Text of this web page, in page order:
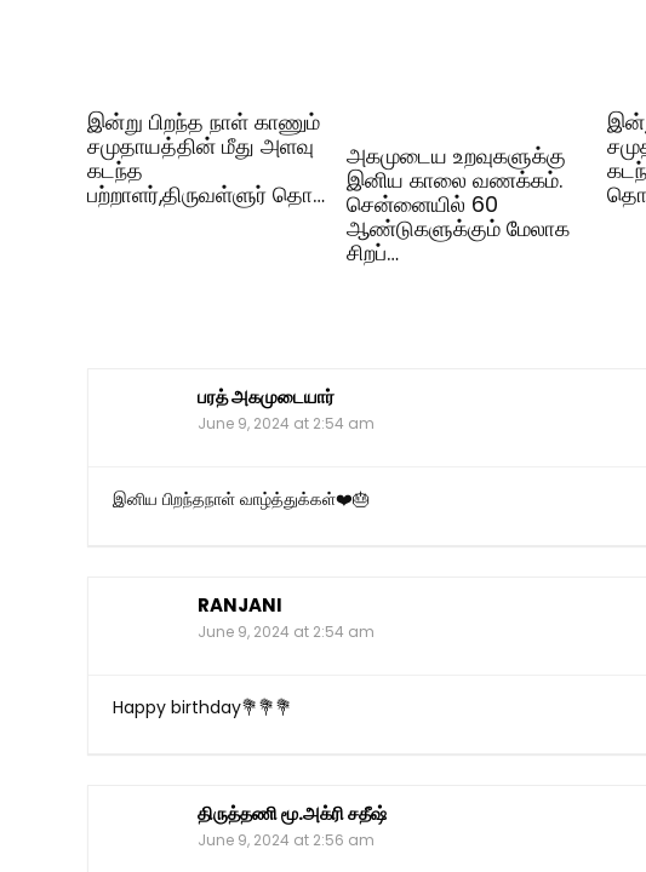
இன்று பிறந்த நாள் காணும்
சமுதாயத்தின் மீது அளவு
கடந்த
பற்றாளர்,திருவள்ளுர் தொ…
அகமுடைய உறவுகளுக்கு
இனிய காலை வணக்கம்.
சென்னையில் 60
ஆண்டுகளுக்கும் மேலாக
சிறப்…
பரத் அகமுடையார்
June 9, 2024 at 2:54 am
இனிய பிறந்தநாள் வாழ்த்துக்கள்❤️🎂
RANJANI
June 9, 2024 at 2:54 am
Happy birthday💐💐💐
திருத்தணி மூ.அக்ரி சதீஷ்
June 9, 2024 at 2:56 am